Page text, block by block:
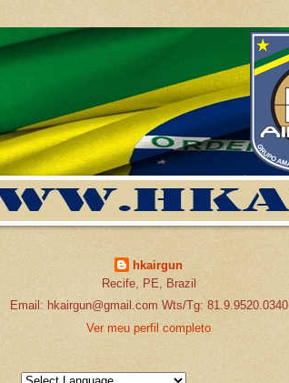
hkairgun
Recife, PE, Brazil
Email: hkairgun@gmail.com Wts/Tg: 81.9.9520.0340
Ver meu perfil completo